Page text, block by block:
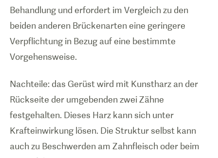
Behandlung und erfordert im Vergleich zu den
beiden anderen Brückenarten eine geringere
Verpflichtung in Bezug auf eine bestimmte
Vorgehensweise.
Nachteile: das Gerüst wird mit Kunstharz an der
Rückseite der umgebenden zwei Zähne
festgehalten. Dieses Harz kann sich unter
Krafteinwirkung lösen. Die Struktur selbst kann
auch zu Beschwerden am Zahnfleisch oder beim